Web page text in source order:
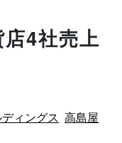
4社売上
ィングス 高島屋